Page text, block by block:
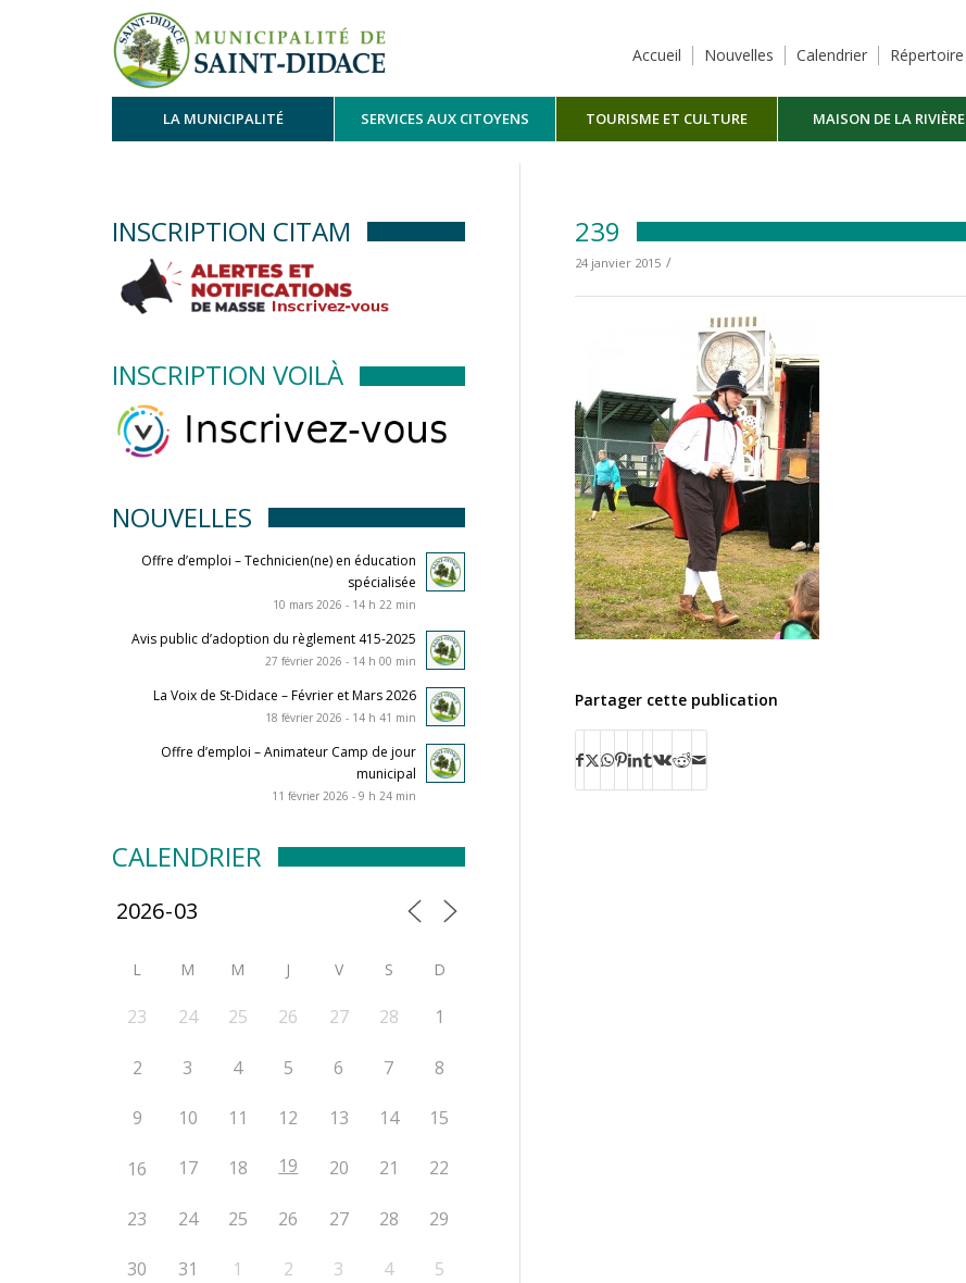
Accueil Nouvelles Calendrier Répertoire
LA MUNICIPALITÉ SERVICES AUX CITOYENS TOURISME ET CULTURE MAISON DE LA RIVIÈRE
239
24 janvier 2015 /
Partager cette publication
INSCRIPTION CITAM
INSCRIPTION VOILÀ
NOUVELLES
Offre d’emploi – Technicien(ne) en éducation
spécialisée
10 mars 2026 - 14 h 22 min
Avis public d’adoption du règlement 415-2025
27 février 2026 - 14 h 00 min
La Voix de St-Didace – Février et Mars 2026
18 février 2026 - 14 h 41 min
Offre d’emploi – Animateur Camp de jour
municipal
11 février 2026 - 9 h 24 min
CALENDRIER
L M M J V S D
23 24 25 26 27 28 1
2 3 4 5 6 7 8
9 10 11 12 13 14 15
16 17 18 19 20 21 22
23 24 25 26 27 28 29
30 31 1 2 3 4 5